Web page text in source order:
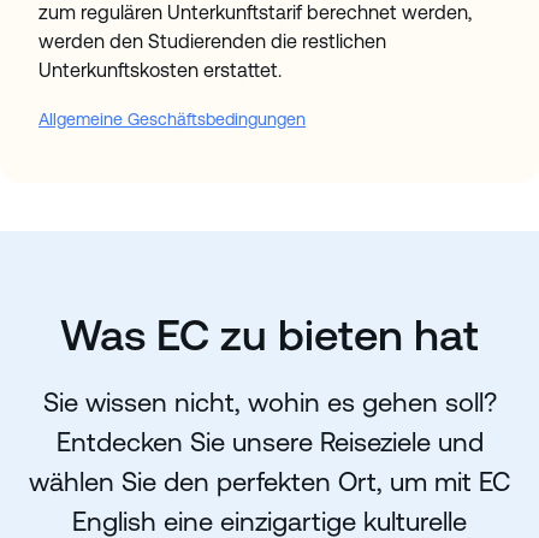
zum regulären Unterkunftstarif berechnet werden,
werden den Studierenden die restlichen
Unterkunftskosten erstattet.
Allgemeine Geschäftsbedingungen
Was EC zu bieten hat
Sie wissen nicht, wohin es gehen soll?
Entdecken Sie unsere Reiseziele und
wählen Sie den perfekten Ort, um mit EC
English eine einzigartige kulturelle